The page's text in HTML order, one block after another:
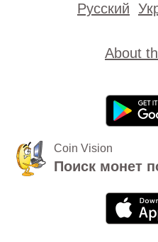
Русский
About
Coin Vision
Поиск монет